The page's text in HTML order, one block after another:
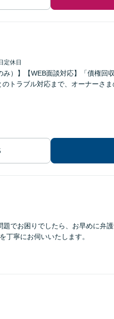
定休日
み）】【WEB面談対応】「債権
トラブル対応まで、オーナーさ
題でお困りでしたら、お早めに弁
丁寧にお伺いいたします。